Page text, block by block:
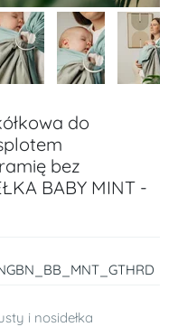
do
bez
BABY MINT -
i nosidełka